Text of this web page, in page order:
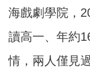
海戲劇學院，
讀高一、年約
情，兩人僅見